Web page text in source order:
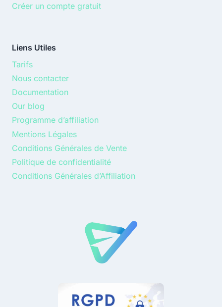
Créer un compte gratuit
Liens Utiles
Tarifs
Nous contacter
Documentation
Our blog
Programme d’affiliation
Mentions Légales
Conditions Générales de Vente
Politique de confidentialité
Conditions Générales d’Affiliation